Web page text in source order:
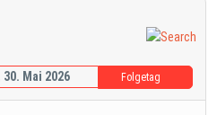
Mai 2026 Folgetag